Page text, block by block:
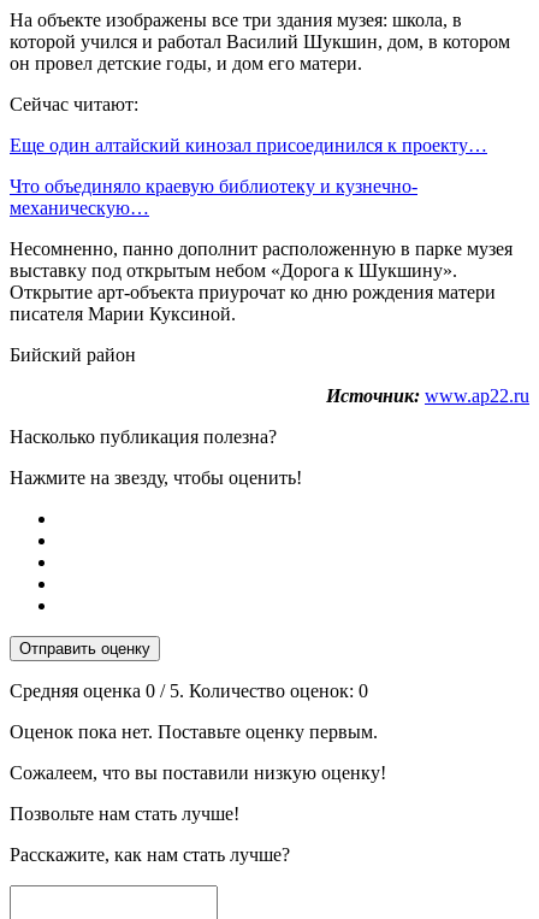
На объекте изображены все три здания музея: школа, в
которой учился и работал Василий Шукшин, дом, в котором
он провел детские годы, и дом его матери.
Сейчас читают:
Еще один алтайский кинозал присоединился к проекту…
Что объединяло краевую библиотеку и кузнечно-
механическую…
Несомненно, панно дополнит расположенную в парке музея
выставку под открытым небом «Дорога к Шукшину».
Открытие арт-объекта приурочат ко дню рождения матери
писателя Марии Куксиной.
Бийский район
Источник: www.ap22.ru
Насколько публикация полезна?
Нажмите на звезду, чтобы оценить!
Отправить оценку
Средняя оценка 0 / 5. Количество оценок: 0
Оценок пока нет. Поставьте оценку первым.
Сожалеем, что вы поставили низкую оценку!
Позвольте нам стать лучше!
Расскажите, как нам стать лучше?